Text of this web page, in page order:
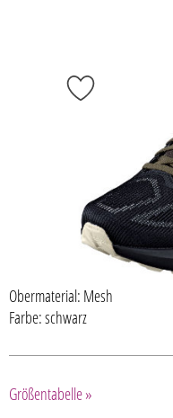
Obermaterial: Mesh
Farbe: schwarz
Größentabelle »